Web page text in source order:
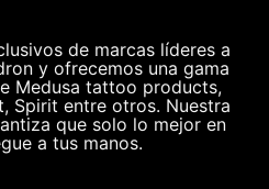
de marcas líderes a
y ofrecemos una gama
Medusa tattoo products,
Spirit entre otros. Nuestra
que solo lo mejor en
a tus manos.